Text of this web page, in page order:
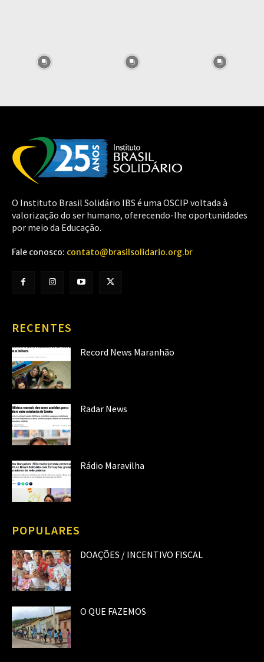
O Instituto Brasil Solidário IBS é uma OSCIP voltada à
valorização do ser humano, oferecendo-lhe oportunidades
por meio da Educação.
Fale conosco: contato@brasilsolidario.org.br
RECENTES
Record News Maranhão
Radar News
Rádio Maravilha
POPULARES
DOAÇÕES / INCENTIVO FISCAL
O QUE FAZEMOS